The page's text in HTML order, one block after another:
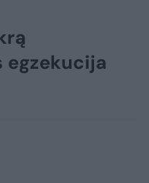
egzekucija